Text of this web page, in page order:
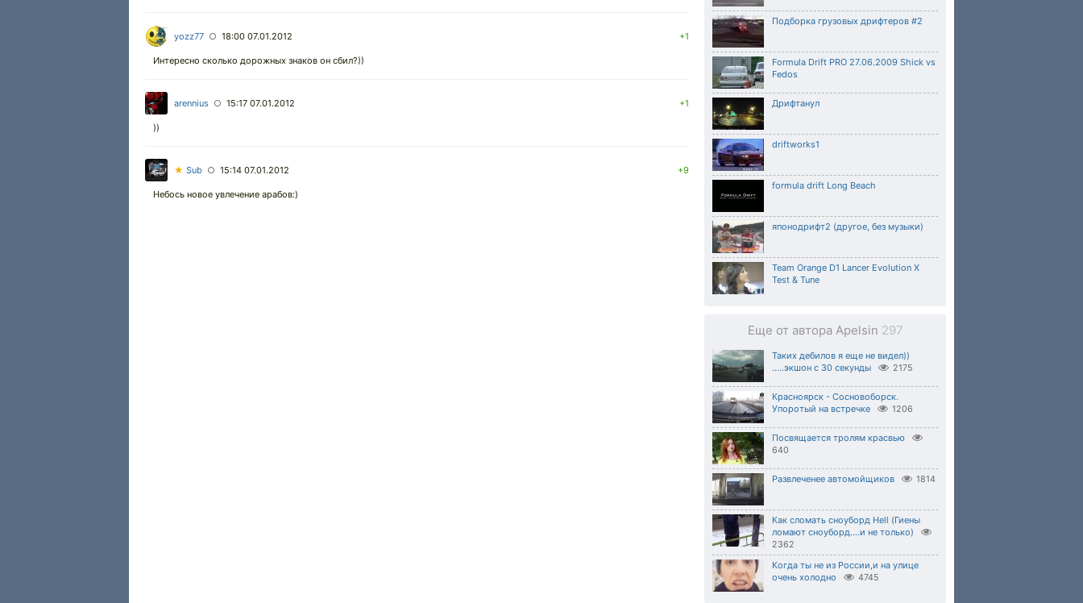
Подборка грузовых дрифтеров #2
Formula Drift PRO 27.06.2009 Shick vs
Fedos
Дрифтанул
driftworks1
formula drift Long Beach
японодрифт2 (другое, без музыки)
Team Orange D1 Lancer Evolution X
Test & Tune
Еще от автора Apelsin 297
Таких дебилов я еще не видел))
.....экшон с 30 секунды
2175
Красноярск - Сосновоборск.
Упоротый на встречке
1206
Посвящается тролям красвью
640
Развлеченее автомойщиков 1814
Как сломать сноуборд Hell (Гиены
ломают сноуборд....и не только)
2362
Когда ты не из России,и на улице
очень холодно
4745
yozz77 ○ 18:00 07.01.2012 +1
Интересно сколько дорожных знаков он сбил?))
arennius ○ 15:17 07.01.2012 +1
))
★ Sub ○ 15:14 07.01.2012 +9
Небось новое увлечение арабов:)